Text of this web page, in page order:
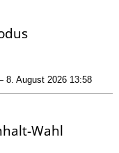
8. August 2026 13:58
Wahl